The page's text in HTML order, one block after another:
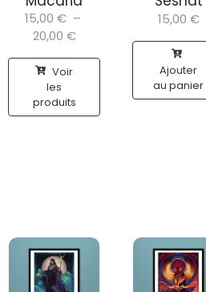
15,00 € –
20,00 €
Voir
les
produits
15,00 €
Ajouter
au panier